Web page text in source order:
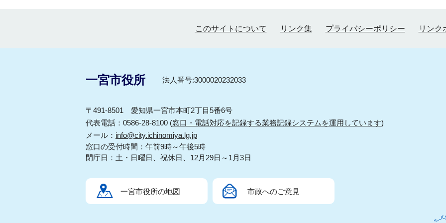
このサイトについて リンク集 プライバシーポリシー リンク
一宮市役所 法人番号:3000020232033
〒491-8501 愛知県一宮市本町2丁目5番6号
代表電話：0586-28-8100 (窓口・電話対応を記録する業務記録システムを運用しています)
メール： info@city.ichinomiya.lg.jp
窓口の受付時間：午前9時～午後5時
閉庁日：土・日曜日、祝休日、12月29日～1月3日
一宮市役所の地図 市政へのご意見